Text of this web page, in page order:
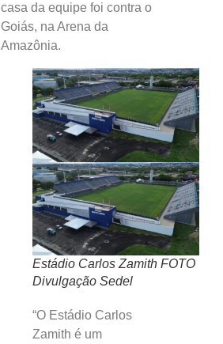
casa da equipe foi contra o
Goiás, na Arena da
Amazônia.
Estádio Carlos Zamith FOTO
Divulgação Sedel
“O Estádio Carlos
Zamith é um